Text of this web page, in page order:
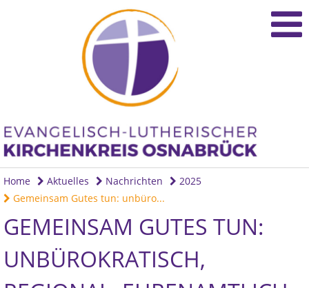
Home Aktuelles Nachrichten
2025
Gemeinsam Gutes tun: unbüro...
GEMEINSAM GUTES TUN:
UNBÜROKRATISCH,